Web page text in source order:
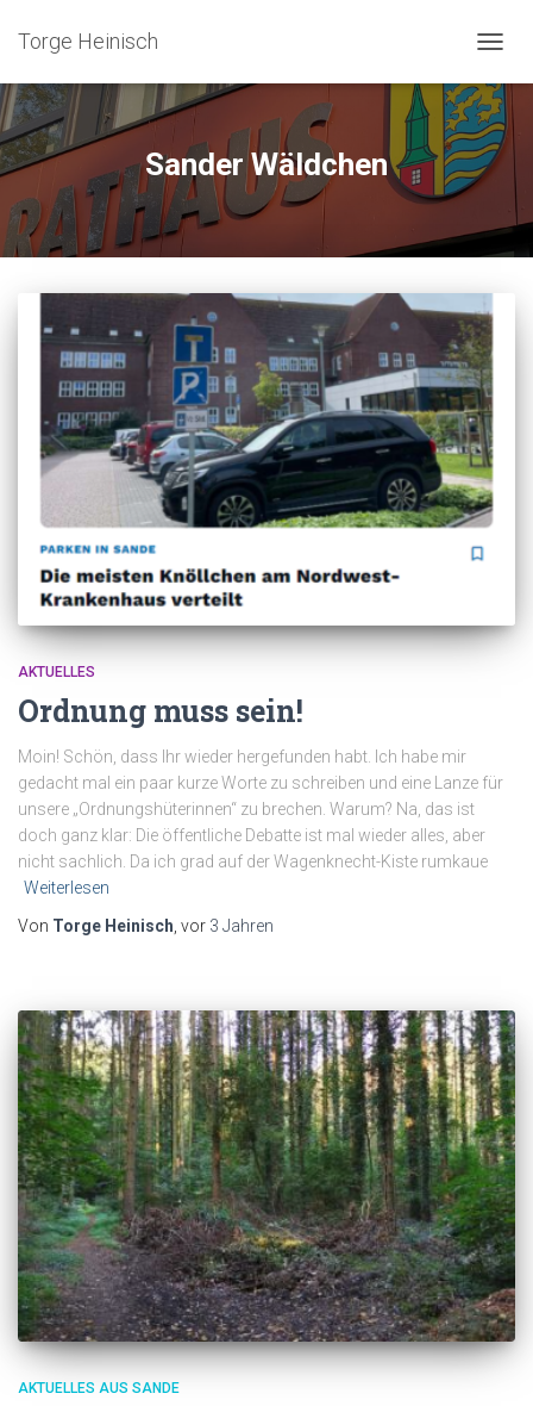
Torge Heinisch
Sander Wäldchen
AKTUELLES
Ordnung muss sein!
Moin! Schön, dass Ihr wieder hergefunden habt. Ich habe mir
gedacht mal ein paar kurze Worte zu schreiben und eine Lanze für
unsere „Ordnungshüterinnen“ zu brechen. Warum? Na, das ist
doch ganz klar: Die öffentliche Debatte ist mal wieder alles, aber
nicht sachlich. Da ich grad auf der Wagenknecht-Kiste rumkaue
Weiterlesen
Von Torge Heinisch , vor 3 Jahren
AKTUELLES AUS SANDE